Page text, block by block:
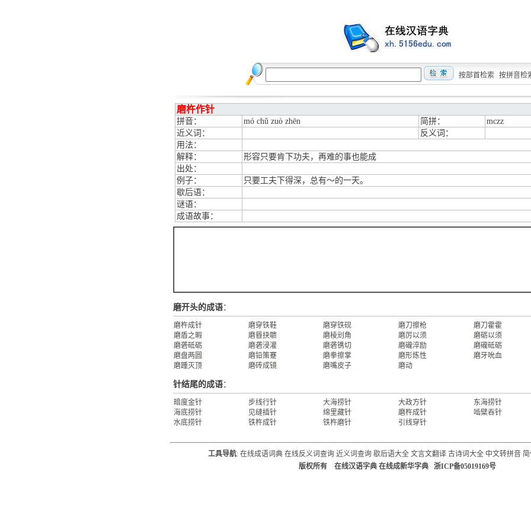
按部首检索 按拼音检
磨杵作针
拼音： mó chǔ zuò zhēn 简拼：
mczz
近义词：
反义词：
用法：
解释：
形容只要肯下功夫，再难的事也能成
出处：
例子：
只要工夫下得深，总有～的一天。
歇后语：
谜语：
成语故事：
磨开头的成语：
磨杵成针 磨穿铁鞋 磨穿铁砚 磨刀擦枪
磨刀霍霍
磨盾之暇
磨昬抉聩 磨棱刓角 磨厉以须
磨砺以须
磨砻砥砺
磨砻浸灌 磨砻镌切 磨礲淬励
磨礲砥砺
磨盘两圆
磨铅策蹇 磨拳擦掌 磨形炼性
磨牙吮血
磨踵灭顶
磨砖成镜 磨嘴皮子 磨动
针结尾的成语：
暗度金针 步线行针 大海捞针 大政方针
东海捞针
海底捞针
见缝插针 绵里藏针 磨杵成针
啮檗吞针
水底捞针
铁杵成针 铁杵磨针 引线穿针
工具导航: 在线成语词典 在线反义词查询 近义词查询 歇后语大全 文言文翻译 古诗词大全 中文转拼音
版权所有 在线汉语字典 在线成新华字典 浙ICP备05019169号